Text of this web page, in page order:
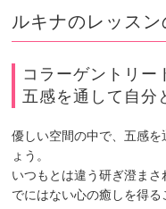
ルキナのレッスン
コラーゲントリー
五感を通して自分
優しい空間の中で、五感
ょう。
いつもとは違う研ぎ澄ま
でにはない心の癒しを得る